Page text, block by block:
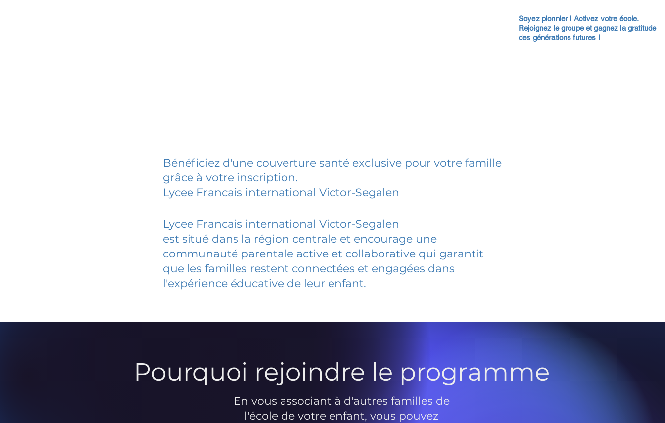
Soyez pionnier ! Activez votre école.
Rejoignez le groupe et gagnez la gratitude
des générations futures !
Bénéficiez d'une couverture santé exclusive pour votre famille
grâce à votre inscription.
Lycee Francais international Victor-Segalen
Lycee Francais international Victor-Segalen
est situé dans la région centrale et encourage une
communauté parentale active et collaborative qui garantit
que les familles restent connectées et engagées dans
l'expérience éducative de leur enfant.
Pourquoi rejoindre le programme
En vous associant à d'autres familles de
l'école de votre enfant, vous pouvez